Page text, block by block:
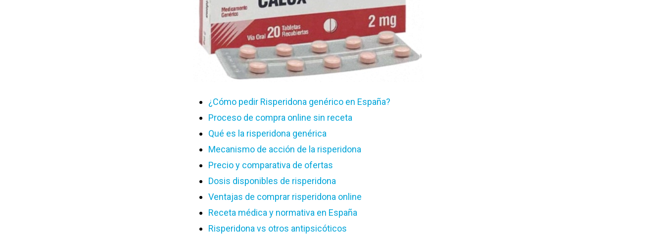
¿Cómo pedir Risperidona genérico en España?
Proceso de compra online sin receta
Qué es la risperidona genérica
Mecanismo de acción de la risperidona
Precio y comparativa de ofertas
Dosis disponibles de risperidona
Ventajas de comprar risperidona online
Receta médica y normativa en España
Risperidona vs otros antipsicóticos